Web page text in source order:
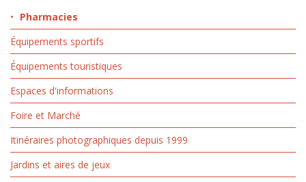
Pharmacies
Équipements sportifs
Équipements touristiques
Espaces d'informations
Foire et Marché
Itinéraires photographiques depuis 1999
Jardins et aires de jeux